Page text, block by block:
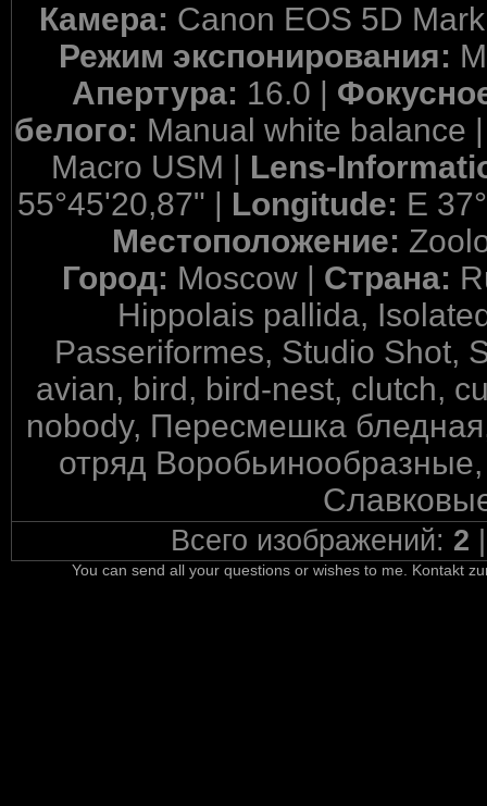
Камера: Canon EOS 5D
Режим экспонирования:
Апертура: 16.0 |
белого: Manual white balance
Macro USM | Lens-
55°45'20,87" | Longitude: E
Местоположение:
Город: Moscow | Страна:
Hippolais pallida,
Passeriformes, Studio Shot,
avian, bird, bird-nest, clutch,
nobody, Пересмешка
отряд Воробьинообразные,
Всего изображений: 2
You can send all your questions or wishes to me. Kontakt